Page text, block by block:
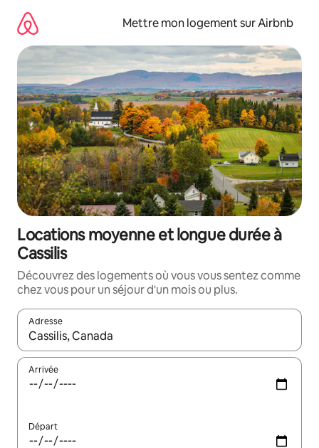
directement
contenu
Mettre mon logement sur Airbnb
Locations moyenne et longue durée à
Cassilis
Découvrez des logements où vous vous sentez comme
chez vous pour un séjour d'un mois ou plus.
Adresse
Lorsque les résultats s'affichent, utilisez les flèches vers le
Arrivée
Départ